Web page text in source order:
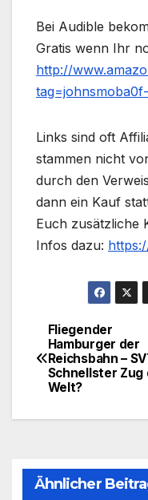
Bei Audible
Gratis wenn Ihr
http://
tag=johnsmoba0f-
Links sind oft
stammen nicht
durch den
dann ein Kauf
Euch zusätzliche
Infos dazu:
Fliegender
Hamburger der
Reichsbahn –
Schnellster Zug
Welt?
Ähnlicher